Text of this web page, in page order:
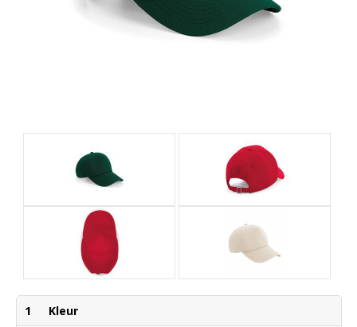
1 Kleur